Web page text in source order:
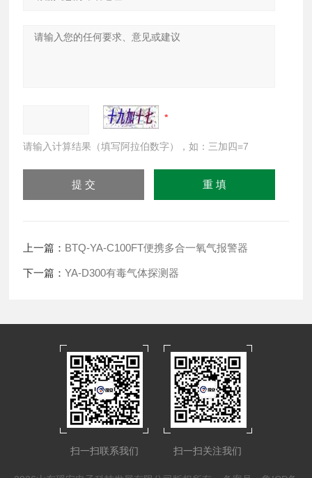
请输入计算结果（填写阿拉伯数字），如：三加四=7
上一篇： BTQ-YA-C100FT便携多合一氧气报警器
下一篇：YA-D300有毒气体探测器
扫一扫联系我们 扫一扫关注我们